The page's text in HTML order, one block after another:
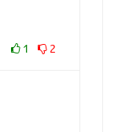
1 2